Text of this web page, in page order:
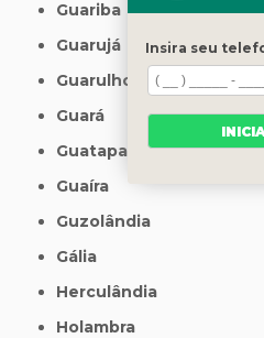
Guariba
Guarujá
Guarulhos
Guará
Guatapará
Guaíra
Guzolândia
Gália
Herculândia
Holambra
Insira seu